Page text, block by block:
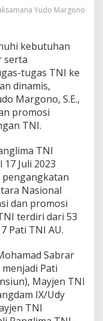
Yudo Margono
kebutuhan
serta
tugas TNI ke
dinamis,
Margono, S.E.,
promosi
TNI.
TNI
Juli 2023
Nasional
dan promosi
terdiri dari 53
Pati TNI AU.
Sabrar
Pati
Mayjen TNI
IX/Udy
TNI